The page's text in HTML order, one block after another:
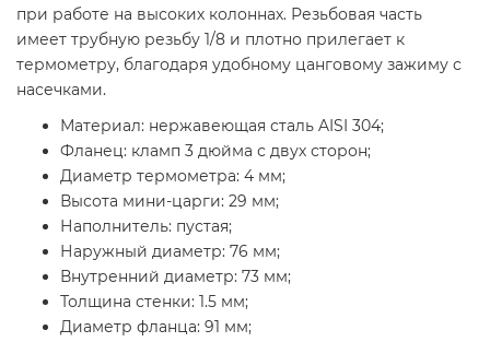
при работе на высоких колоннах. Резьбовая часть
имеет трубную резьбу 1/8 и плотно прилегает к
термометру, благодаря удобному цанговому зажиму с
насечками.
Материал: нержавеющая сталь AISI 304;
Фланец: кламп 3 дюйма с двух сторон;
Диаметр термометра: 4 мм;
Высота мини-царги: 29 мм;
Наполнитель: пустая;
Наружный диаметр: 76 мм;
Внутренний диаметр: 73 мм;
Толщина стенки: 1.5 мм;
Диаметр фланца: 91 мм;